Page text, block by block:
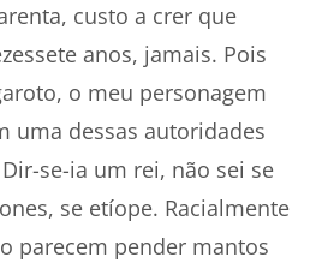
custo a crer que
anos, jamais. Pois
o meu personagem
uma dessas autoridades
se-ia um rei, não sei se
se etíope. Racialmente
parecem pender mantos